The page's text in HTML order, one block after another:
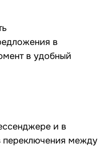
в
в удобный
и в
переключения между